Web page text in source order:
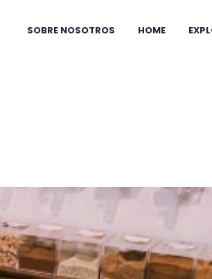
SOBRE NOSOTROS HOME